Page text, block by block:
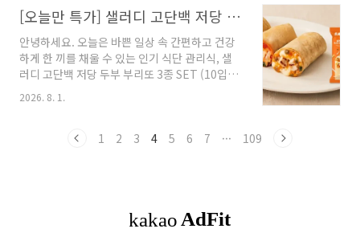
는 실내 강력한 에어컨 냉방 및 기습..
전 11시 20분 주말 프라임 타임에 라이브 방송된
[멜라밀라 소피아 시어서커 와이드 버킷햇]은 실
시간 구매지수 20.7%를 기록하며 일일 전체 1위
에 당당히 등극했습니다. 전날인 7월 31일 프리
마클라쎄 윈드브레이커가 40.7%의 대박 수치로
아우터 시장을 흔들었다면, 8월의 첫날 주말 오전
카테고리가 안방 쇼핑가를 산뜻하게 ..
[오늘만 특가] 샐러디 고단백 저당 두부 부리또 3종 10입 네이버 경유 최저가 비교
안녕하세요. 오늘은 바쁜 일상 속 간편하고 건강
하게 한 끼를 채울 수 있는 인기 식단 관리식, 샐
러디 고단백 저당 두부 부리또 3종 SET (10입)의
브랜드 샐러디의 기술력으로 당류는 줄이고 단백
또인데요. 현재 현대홈쇼핑에서 오늘 자정까지만
최종 32,670원 (10입 대용량 / 무료배송) 현대홈
2026. 8. 1.
1 2 3 4 5 6 7 ··· 109